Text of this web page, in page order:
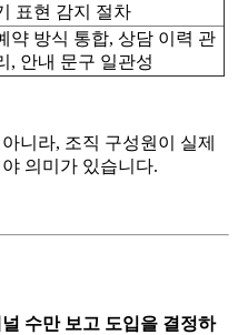
표현 감지 절차
약 방식 통합, 상담 이력 관
, 안내 문구 일관성
니라, 조직 구성원이 실제
의미가 있습니다.
수만 보고 도입을 결정하